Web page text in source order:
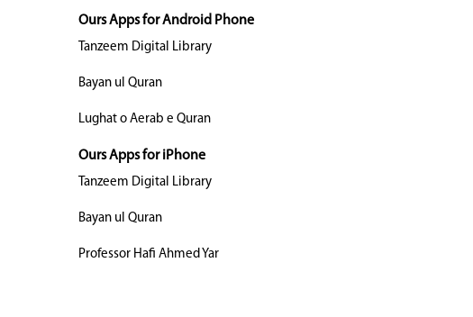
Ours Apps for Android Phone
Tanzeem Digital Library
Bayan ul Quran
Lughat o Aerab e Quran
Ours Apps for iPhone
Tanzeem Digital Library
Bayan ul Quran
Professor Hafi Ahmed Yar